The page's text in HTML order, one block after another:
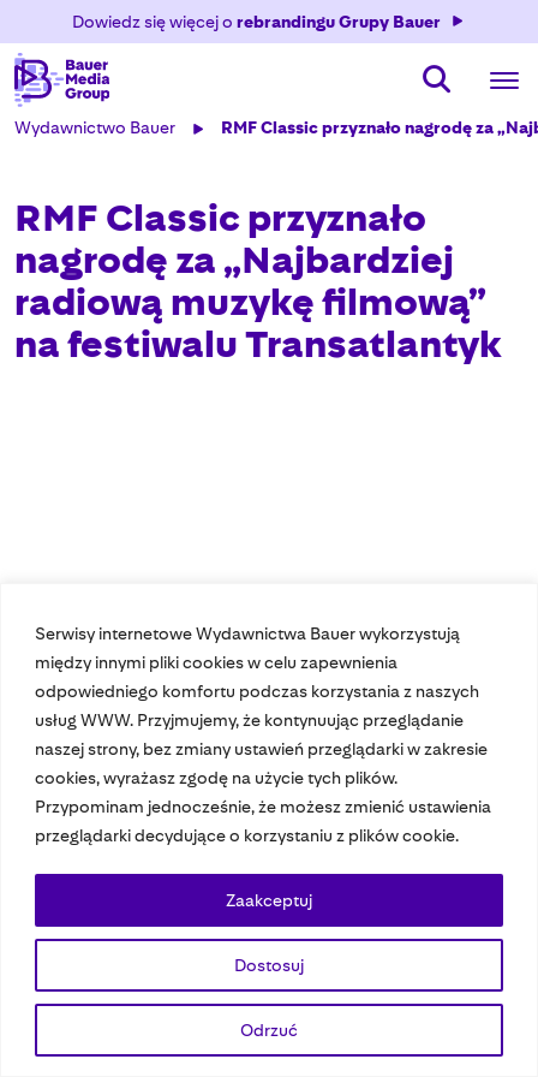
Serwisy internetowe Wydawnictwa Bauer wykorzystują
między innymi pliki cookies w celu zapewnienia
odpowiedniego komfortu podczas korzystania z naszych
usług WWW. Przyjmujemy, że kontynuując przeglądanie
naszej strony, bez zmiany ustawień przeglądarki w zakresie
cookies, wyrażasz zgodę na użycie tych plików.
Przypominam jednocześnie, że możesz zmienić ustawienia
przeglądarki decydujące o korzystaniu z plików cookie.
Dostosuj
Odrzuć
Zaakceptuj
Dowiedz się więcej o rebrandingu Grupy Bauer
Wydawnictwo Bauer RMF Classic przyznało nagrodę za
RMF Classic przyznało
nagrodę za „Najbardziej
radiową muzykę filmową”
na festiwalu Transatlantyk
Nasze czasopisma
Nasze strony
© 2023 Bauer Media Group, All Rights Reserved.
Polityka prywatnościDane osoboweWydawca EMFA Speak Up